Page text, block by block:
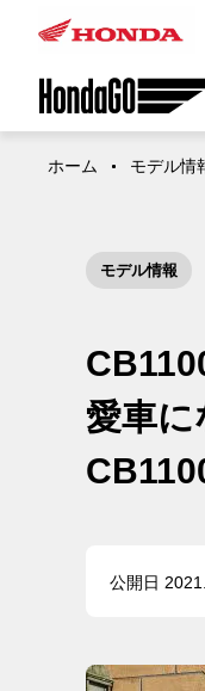
ホーム モデル情
モデル情報
愛車
公開日